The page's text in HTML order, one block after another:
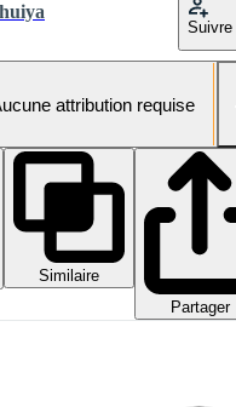
Suivre
attribution requise
Similaire
Partager